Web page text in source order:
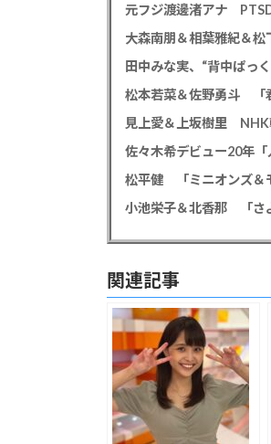
大森南朋＆相葉雅紀＆
田中みな実、“背中ぱっ
松本若菜＆佐野勇斗 「
見上愛＆上坂樹里 NHK
佐々木希デビュー20年
小池栄子＆北香那 「さ
関連記事